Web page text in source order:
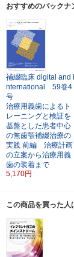
おすすめのバックナ
補綴臨床 digital and i
nternational 59巻4
号
治療用義歯によるト
レーニングと検証を
基盤とした患者中心
の無歯顎補綴治療の
実践 前編 治療計画
の立案から治療用義
歯の装着まで
5,170円
この商品を買った